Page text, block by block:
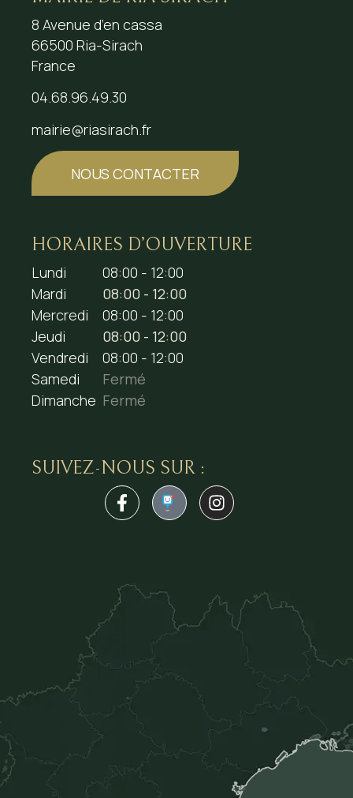
8 Avenue d’en cassa
66500 Ria-Sirach
France
04.68.96.49.30
mairie@riasirach.fr
NOUS CONTACTER
HORAIRES D’OUVERTURE
Lundi
08:00 - 12:00
Mardi
08:00 - 12:00
Mercredi
08:00 - 12:00
Jeudi
08:00 - 12:00
Vendredi
08:00 - 12:00
Samedi
Fermé
Dimanche Fermé
SUIVEZ-NOUS SUR :
1